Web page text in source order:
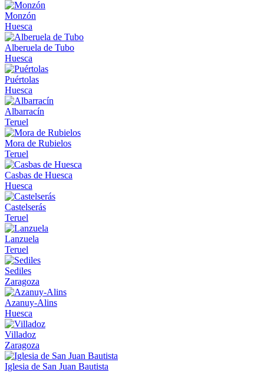
Monzón
Huesca
Alberuela de Tubo
Huesca
Puértolas
Huesca
Albarracín
Teruel
Mora de Rubielos
Teruel
Casbas de Huesca
Huesca
Castelserás
Teruel
Lanzuela
Teruel
Sediles
Zaragoza
Azanuy-Alins
Huesca
Villadoz
Zaragoza
Iglesia de San Juan Bautista